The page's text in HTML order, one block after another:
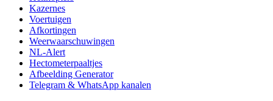
Kazernes
Voertuigen
Afkortingen
Weerwaarschuwingen
NL-Alert
Hectometerpaaltjes
Afbeelding Generator
Telegram & WhatsApp kanalen